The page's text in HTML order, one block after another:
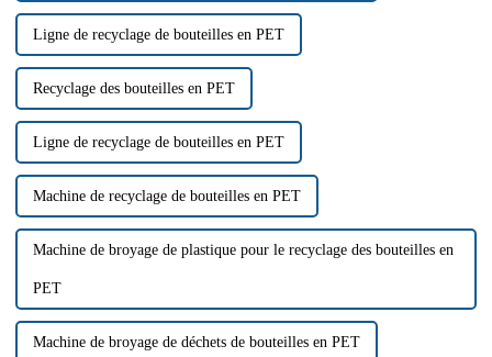
Ligne de recyclage de bouteilles en PET
Recyclage des bouteilles en PET
Ligne de recyclage de bouteilles en PET
Machine de recyclage de bouteilles en PET
Machine de broyage de plastique pour le recyclage des bouteilles en
PET
Machine de broyage de déchets de bouteilles en PET